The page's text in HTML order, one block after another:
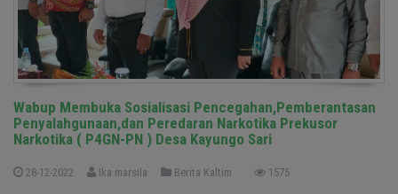
Wabup Membuka Sosialisasi Pencegahan,Pemberantasan
Penyalahgunaan,dan Peredaran Narkotika Prekusor
Narkotika ( P4GN-PN ) Desa Kayungo Sari
28-12-2022 Ika marsila Berita Kaltim 1575